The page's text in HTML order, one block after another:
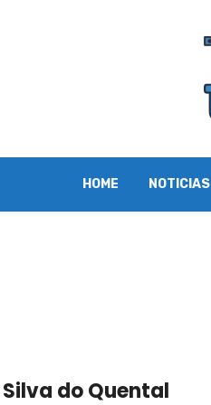
HOME NOTICIAS
Silva do Quental